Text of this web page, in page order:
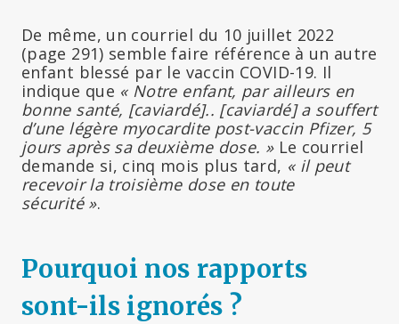
De même, un courriel du 10 juillet 2022
(page 291) semble faire référence à un autre
enfant blessé par le vaccin COVID-19. Il
indique que « Notre enfant, par ailleurs en
bonne santé, [caviardé].. [caviardé]a souffert
d’une légère myocardite post-vaccin Pfizer, 5
jours après sa deuxième dose. » Le courriel
demande si, cinq mois plus tard, « il peut
recevoir la troisième dose en toute
sécurité ».
Pourquoi nos rapports
sont-ils ignorés ?